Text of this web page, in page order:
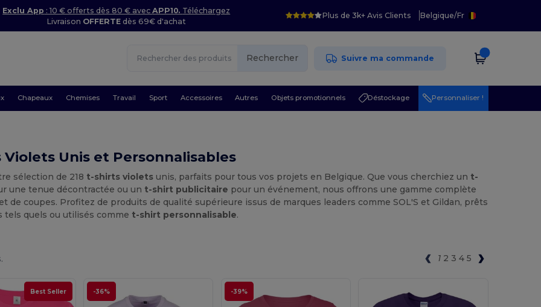
Exclu App : 10 € offerts dès 80 € avecAPP10. Téléchargez
Livraison OFFERTE dès 69€ d'achat
Plus de 3k+ Avis Clients Belgique/Fr
Rechercher Suivre ma commande
Chapeaux Chemises Travail Sport Accessoires Autres Objets promotionnels Déstockage Personnaliser !
Violets Unis et Personnalisables
sélection de 218 t-shirts violets unis, parfaits pour tous vos projets en Belgique. Que vous cherchiez un t-
une tenue décontractée ou un t-shirt publicitaire pour un événement, nous offrons une gamme complète
de coupes. Profitez de produits de qualité supérieure issus de marques leaders comme SOL'S et Gildan, prêts
tels quels ou utilisés comme t-shirt personnalisable.
1 2 3 4 5
Best Seller -36% -39%